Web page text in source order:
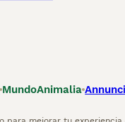
MundoAnimalia